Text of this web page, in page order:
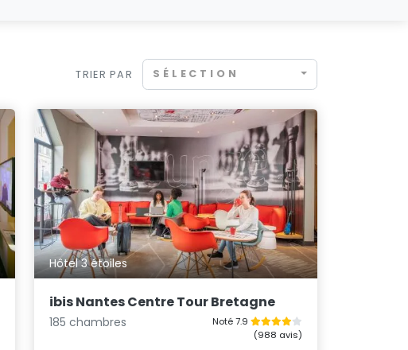
TRIER PAR SÉLECTION
Hôtel 3 étoiles
ibis Nantes Centre Tour Bretagne
185 chambres
Noté 7.9
(988 avis)